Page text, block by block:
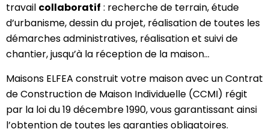
travail collaboratif : recherche de terrain, étude
d’urbanisme, dessin du projet, réalisation de toutes les
démarches administratives, réalisation et suivi de
chantier, jusqu’à la réception de la maison…
Maisons ELFEA construit votre maison avec un Contrat
de Construction de Maison Individuelle (CCMI) régit
par la loi du 19 décembre 1990, vous garantissant ainsi
l’obtention de toutes les garanties obligatoires.